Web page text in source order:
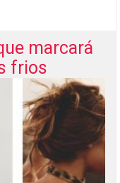
marcará
frios